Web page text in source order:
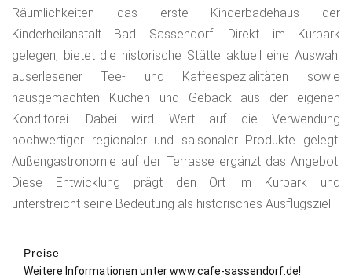
Räumlichkeiten das erste Kinderbadehaus der
Kinderheilanstalt Bad Sassendorf. Direkt im Kurpark
gelegen, bietet die historische Stätte aktuell eine Auswahl
auserlesener Tee- und Kaffeespezialitäten sowie
hausgemachten Kuchen und Gebäck aus der eigenen
Konditorei. Dabei wird Wert auf die Verwendung
hochwertiger regionaler und saisonaler Produkte gelegt.
Außengastronomie auf der Terrasse ergänzt das Angebot.
Diese Entwicklung prägt den Ort im Kurpark und
unterstreicht seine Bedeutung als historisches Ausflugsziel.
Preise
Weitere Informationen unter www.cafe-sassendorf.de!